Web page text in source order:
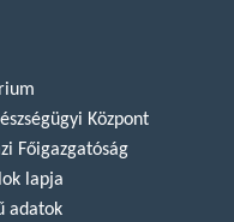
Központ
Főigazgatóság
lapja
adatok